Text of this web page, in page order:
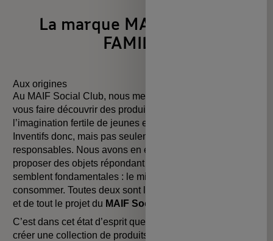
La marque MAIF X LABEL
FAMILLE
Aux origines
Au MAIF Social Club, nous mettons un point d’honneur à
vous faire découvrir des produits inventifs, issus de
l’imagination fertile de jeunes entreprises françaises.
Inventifs donc, mais pas seulement. Ils s’avèrent aussi
responsables. Nous avons en effet cette volonté de vous
proposer des objets répondant à des notions qui nous
semblent fondamentales : le mieux vivre et le mieux
consommer. Toutes deux sont la raison d’être de la
et de tout le projet du MAIF Social Club
C’est dans cet état d’esprit que nous avons choisi de
créer une collection de produits qui reflète nos idéaux et